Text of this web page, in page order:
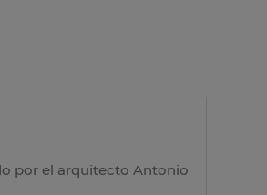
por el arquitecto Antonio